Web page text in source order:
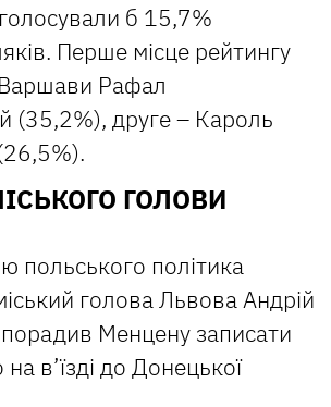
б 15,7%
Перше місце рейтингу
Рафал
(35,2%), друге – Кароль
ГОЛОВИ
польського політика
голова Львова Андрій
Менцену записати
на в’їзді до Донецької